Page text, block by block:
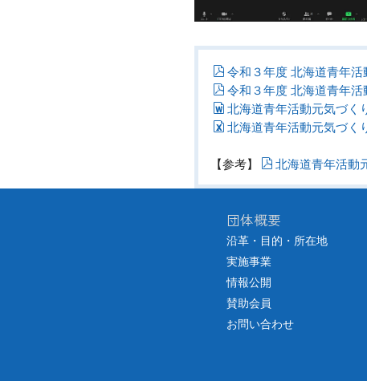
令和３年度 北海道青年
令和３年度 北海道青年
北海道青年活動元気づく
北海道青年活動元気づく
【参考】 北海道青年活動
団体概要
沿革・目的・所在地
実施事業
情報公開
賛助会員
お問い合わせ